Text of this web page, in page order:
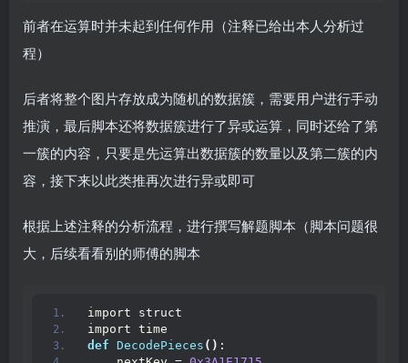
前者在运算时并未起到任何作用（注释已给出本人分析过
程）
后者将整个图片存放成为随机的数据簇，需要用户进行手动
推演，最后脚本还将数据簇进行了异或运算，同时还给了第
一簇的内容，只要是先运算出数据簇的数量以及第二簇的内
容，接下来以此类推再次进行异或即可
根据上述注释的分析流程，进行撰写解题脚本（脚本问题很
大，后续看看别的师傅的脚本
import struct
import time
def DecodePieces () :